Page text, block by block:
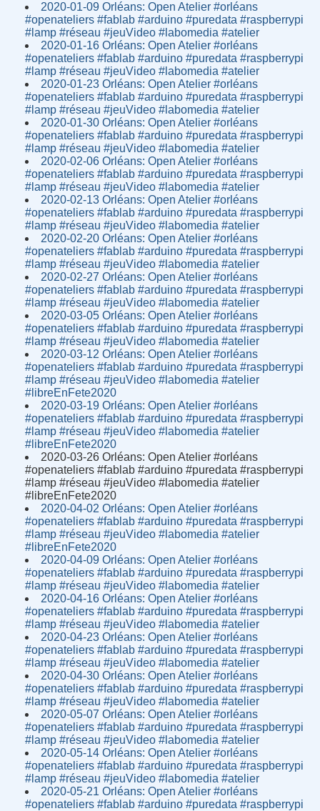
2020-01-09 Orléans: Open Atelier #orléans
#openateliers #fablab #arduino #puredata #raspberrypi
#lamp #réseau #jeuVideo #labomedia #atelier
2020-01-16 Orléans: Open Atelier #orléans
#openateliers #fablab #arduino #puredata #raspberrypi
#lamp #réseau #jeuVideo #labomedia #atelier
2020-01-23 Orléans: Open Atelier #orléans
#openateliers #fablab #arduino #puredata #raspberrypi
#lamp #réseau #jeuVideo #labomedia #atelier
2020-01-30 Orléans: Open Atelier #orléans
#openateliers #fablab #arduino #puredata #raspberrypi
#lamp #réseau #jeuVideo #labomedia #atelier
2020-02-06 Orléans: Open Atelier #orléans
#openateliers #fablab #arduino #puredata #raspberrypi
#lamp #réseau #jeuVideo #labomedia #atelier
2020-02-13 Orléans: Open Atelier #orléans
#openateliers #fablab #arduino #puredata #raspberrypi
#lamp #réseau #jeuVideo #labomedia #atelier
2020-02-20 Orléans: Open Atelier #orléans
#openateliers #fablab #arduino #puredata #raspberrypi
#lamp #réseau #jeuVideo #labomedia #atelier
2020-02-27 Orléans: Open Atelier #orléans
#openateliers #fablab #arduino #puredata #raspberrypi
#lamp #réseau #jeuVideo #labomedia #atelier
2020-03-05 Orléans: Open Atelier #orléans
#openateliers #fablab #arduino #puredata #raspberrypi
#lamp #réseau #jeuVideo #labomedia #atelier
2020-03-12 Orléans: Open Atelier #orléans
#openateliers #fablab #arduino #puredata #raspberrypi
#lamp #réseau #jeuVideo #labomedia #atelier
#libreEnFete2020
2020-03-19 Orléans: Open Atelier #orléans
#openateliers #fablab #arduino #puredata #raspberrypi
#lamp #réseau #jeuVideo #labomedia #atelier
#libreEnFete2020
2020-03-26 Orléans: Open Atelier #orléans
#openateliers #fablab #arduino #puredata #raspberrypi
#lamp #réseau #jeuVideo #labomedia #atelier
#libreEnFete2020
2020-04-02 Orléans: Open Atelier #orléans
#openateliers #fablab #arduino #puredata #raspberrypi
#lamp #réseau #jeuVideo #labomedia #atelier
#libreEnFete2020
2020-04-09 Orléans: Open Atelier #orléans
#openateliers #fablab #arduino #puredata #raspberrypi
#lamp #réseau #jeuVideo #labomedia #atelier
2020-04-16 Orléans: Open Atelier #orléans
#openateliers #fablab #arduino #puredata #raspberrypi
#lamp #réseau #jeuVideo #labomedia #atelier
2020-04-23 Orléans: Open Atelier #orléans
#openateliers #fablab #arduino #puredata #raspberrypi
#lamp #réseau #jeuVideo #labomedia #atelier
2020-04-30 Orléans: Open Atelier #orléans
#openateliers #fablab #arduino #puredata #raspberrypi
#lamp #réseau #jeuVideo #labomedia #atelier
2020-05-07 Orléans: Open Atelier #orléans
#openateliers #fablab #arduino #puredata #raspberrypi
#lamp #réseau #jeuVideo #labomedia #atelier
2020-05-14 Orléans: Open Atelier #orléans
#openateliers #fablab #arduino #puredata #raspberrypi
#lamp #réseau #jeuVideo #labomedia #atelier
2020-05-21 Orléans: Open Atelier #orléans
#openateliers #fablab #arduino #puredata #raspberrypi